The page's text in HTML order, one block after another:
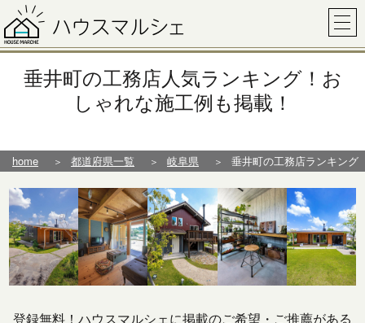
垂井町の工務店人気ランキング！お
しゃれな施工例も掲載！
home 都道府県一覧 岐阜県 垂井町の工務店ランキング
登録無料！ハウスマルシェに掲載のご希望・ご推薦がある